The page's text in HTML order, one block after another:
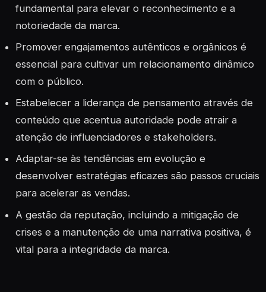
fundamental para elevar o reconhecimento e a
notoriedade da marca.
Promover engajamentos autênticos e orgânicos é
essencial para cultivar um relacionamento dinâmico
com o público.
Estabelecer a liderança de pensamento através de
conteúdo que acentua autoridade pode atrair a
atenção de influenciadores e stakeholders.
Adaptar-se às tendências em evolução e
desenvolver estratégias eficazes são passos cruciais
para acelerar as vendas.
A gestão da reputação, incluindo a mitigação de
crises e a manutenção de uma narrativa positiva, é
vital para a integridade da marca.